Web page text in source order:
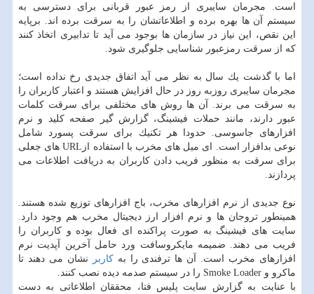
است. مجرمان سایبری از رمز عبور قربانی برای دسترسی به
سیستم آن ها بهره برده و اطلاعاتشان را به سرقت برده اند. برپایه
این نقص، این نیاز در سازمان ها بوجود می آید تا تدابیری اتخاذ كنند
كه از سرقت رمزعبور شناسایی جلوگیری شود.
اما با گذشت یك سال به نظر می آید اتفاق جدیدی رخ نداده است؛
مجرمان سایبری روزبه روز در حال افزایش هستند و اعتبار كاربران را
به سرقت می برند. آن ها روش های مختلفی برای سرقت كلمات
عبور دارند، مانند حملات فیشینگ، گزارش گیر صفحه كلید و نرم
افزارهای جاسوسی. حدودا هر تكنیك برای سرقت پسورد شامل
نوعی بدافزار است. ای میل های مخرب با استفاده ازURL های جعلی
برای سرقت به منظور فریب دادن كاربران به دریافت اطلاعات می
پردازند.
نوع جدیدی از نرم افزارهای مخرب، باج افزارهای توزیع شده هستند.
همینطور تروجان ها و نرم افزار ارز دیجیتال مخرب هم وجود دارد.
سایت های فیشینگ به صورت پراكنده ای فعال بوده و كاربران را
فریب می دهند. ضمیمه مایكروسافت ورد حامل آخرین آپدیت نرم
افزارهای مخرب است. آن ها ترفندی را بهكاربر
نشان می دهند تا
ماكرو و Smoke Loader را در سیستم صدمه دیده نصب كنند.
با عنایت به گزارش سایت پلیس فتا، محققان اطلاعاتی به دست